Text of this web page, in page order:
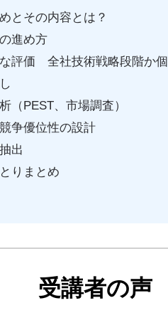
とその内容とは？
進め方
評価 全社技術戦略段階か
（PEST、市場調査）
争優位性の設計
出
りまとめ
受講者の声